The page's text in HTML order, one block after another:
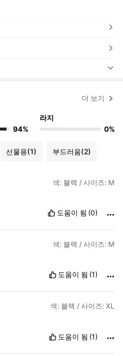
더 보기
94%
라지
0%
선물용(1) 부드러움(2)
색: 블랙 / 사이즈: M
도움이 됨 (0)
색: 블랙 / 사이즈: M
도움이 됨 (1)
색: 블랙 / 사이즈: XL
도움이 됨 (1)